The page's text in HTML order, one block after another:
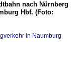
nach Nürnberg
Hbf. (Foto:
in Naumburg